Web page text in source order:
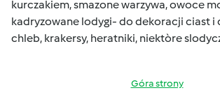
kurczakiem, smazone warzywa, owoce
kadryzowane lodygi- do dekoracji ciast i
chleb, krakersy, heratniki, niektòre
Góra strony